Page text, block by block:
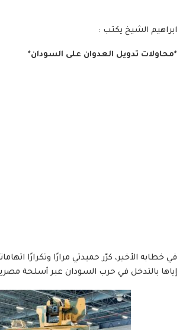
ابراهيم الشيخ يكتب :
*محاولات تدويل العدوان على السودان*
في خطابه الأخير، كرّر حميدتي مرارًا وتكرارًا
إياها بالتدخل في حرب السودان عبر أسلحة